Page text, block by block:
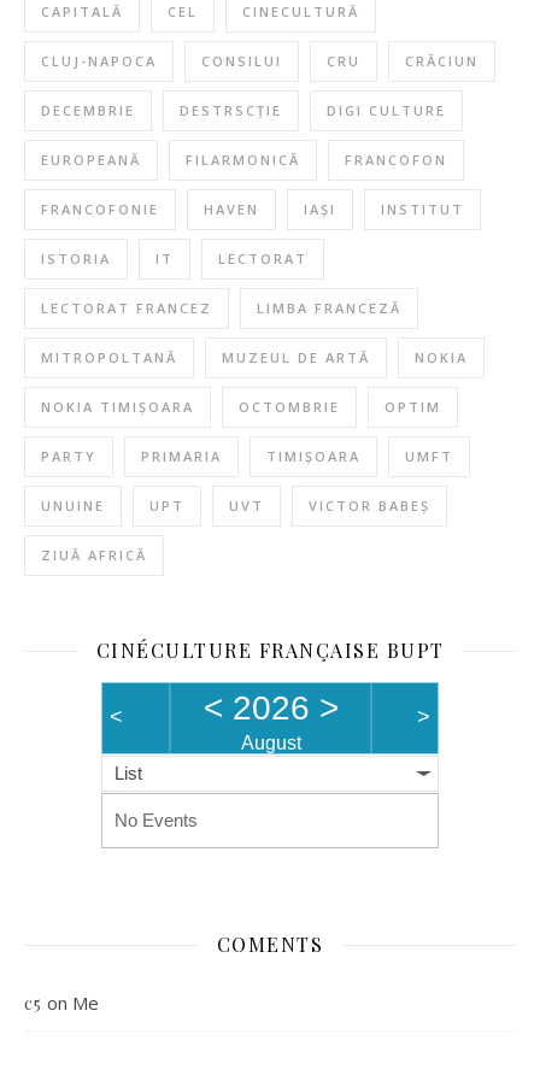
CAPITALĂ CEL CINECULTURĂ
CLUJ-NAPOCA CONSILUI CRU CRĂCIUN
DECEMBRIE DESTRSCȚIE DIGI CULTURE
EUROPEANĂ FILARMONICĂ FRANCOFON
FRANCOFONIE HAVEN IAȘI INSTITUT
ISTORIA IT LECTORAT
LECTORAT FRANCEZ LIMBA FRANCEZĂ
MITROPOLTANĂ MUZEUL DE ARTĂ NOKIA
NOKIA TIMIȘOARA OCTOMBRIE OPTIM
PARTY PRIMARIA TIMIȘOARA UMFT
UNUINE UPT UVT VICTOR BABEȘ
ZIUĂ AFRICĂ
CINÉCULTURE FRANÇAISE BUPT
< < 2026 >
August
>
List
No Events
COMENTS
c5 on Me